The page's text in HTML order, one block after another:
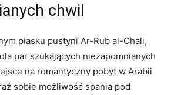
chwil
piasku pustyni Ar-Rub al-Chali,
par szukających niezapomnianych
na romantyczny pobyt w Arabii
sobie możliwość spania pod